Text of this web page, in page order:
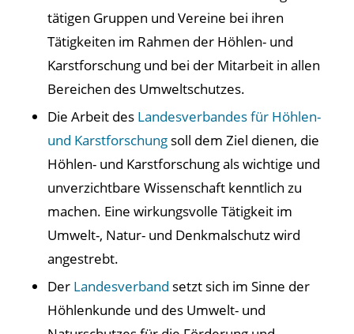
tätigen Gruppen und Vereine bei ihren
Tätigkeiten im Rahmen der Höhlen- und
Karstforschung und bei der Mitarbeit in allen
Bereichen des Umweltschutzes.
Die Arbeit des Landesverbandes für Höhlen-
und Karstforschung soll dem Ziel dienen, die
Höhlen- und Karstforschung als wichtige und
unverzichtbare Wissenschaft kenntlich zu
machen. Eine wirkungsvolle Tätigkeit im
Umwelt-, Natur- und Denkmalschutz wird
angestrebt.
Der Landesverband setzt sich im Sinne der
Höhlenkunde und des Umwelt- und